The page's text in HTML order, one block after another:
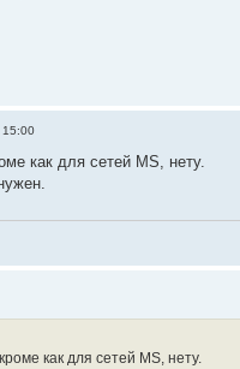
15:00
как для сетей MS, нету.
как для сетей MS, нету.